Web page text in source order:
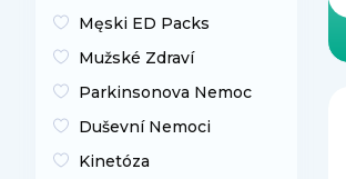
Męski ED Packs
Mužské Zdraví
Parkinsonova Nemoc
Duševní Nemoci
Kinetóza